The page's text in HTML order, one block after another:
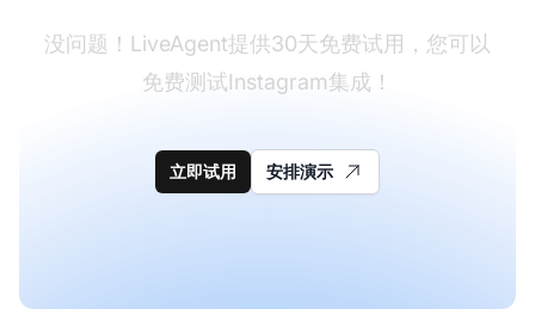
没问题！LiveAgent提供30天免费试用，您可以
免费测试Instagram集成！
立即试用 安排演示